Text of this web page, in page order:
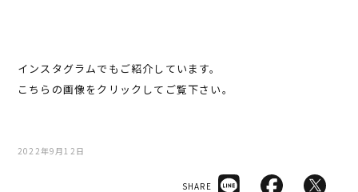
インスタグラムでもご紹介しています。
こちらの画像をクリックしてご覧下さい。
2022年9月12日
SHARE